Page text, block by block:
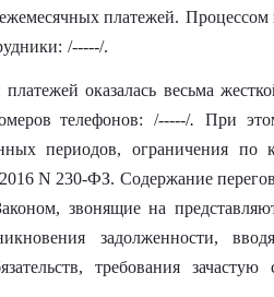
платежей. Процессом
: /-----/.
оказалась весьма
телефонов: /-----/.
При
периодов,
ограничения по
N 230-ФЗ. Содержание
звонящие на
задолженности,
требования зачастую